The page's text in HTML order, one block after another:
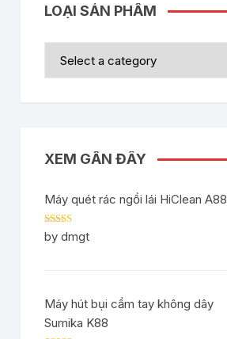
LOẠI SẢN PHẨM
XEM GẦN ĐÂY
Máy quét rác ngồi lái HiClean A88
Rated5out
of 5
by dmgt
Máy hút bụi cầm tay không dây
Sumika K88